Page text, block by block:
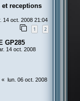
et receptions
14 oct. 2008 21:04
1 2
GP285
14 oct. 2008
« lun. 06 oct. 2008